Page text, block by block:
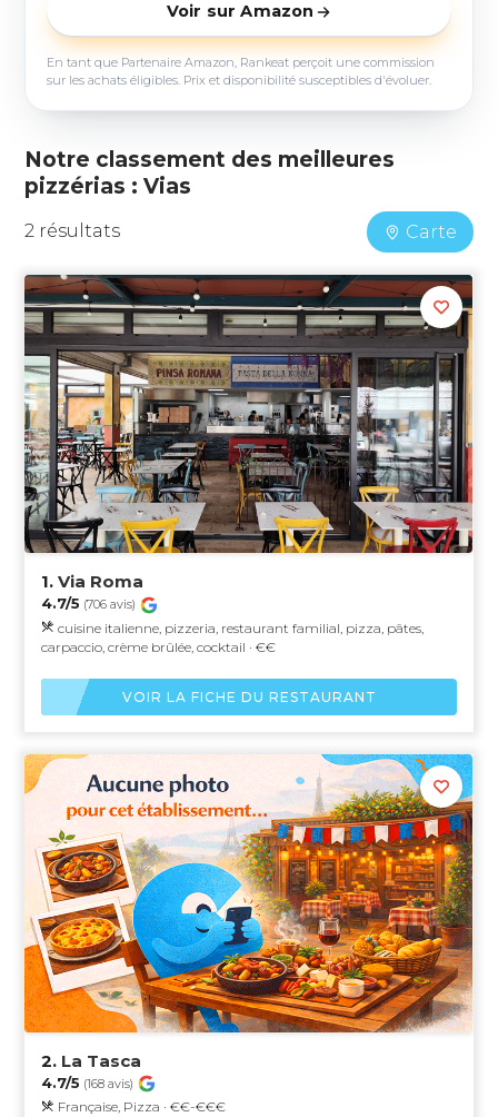
Voir sur Amazon
En tant que Partenaire Amazon, Rankeat perçoit une commission
sur les achats éligibles. Prix et disponibilité susceptibles d'évoluer.
Notre classement des meilleures
pizzérias : Vias
2 résultats Carte
1.Via Roma
4.7/5 (706 avis)
cuisine italienne, pizzeria, restaurant familial, pizza, pâtes,
carpaccio, crème brûlée, cocktail · €€
VOIR LA FICHE DU RESTAURANT
2. La Tasca
4.7/5 (168 avis)
Française, Pizza · €€-€€€